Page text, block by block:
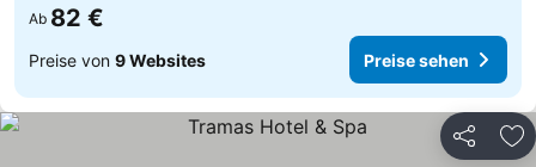
Ab 82 €
Preise von 9 Websites Preise sehen
Teilen